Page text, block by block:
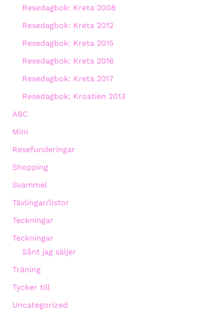
Resedagbok: Kreta 2008
Resedagbok: Kreta 2012
Resedagbok: Kreta 2015
Resedagbok: Kreta 2016
Resedagbok: Kreta 2017
Resedagbok: Kroatien 2013
ABC
Mini
Resefunderingar
Shopping
Svammel
Tävlingar/listor
Teckningar
Teckningar
Sånt jag säljer
Träning
Tycker till
Uncategorized